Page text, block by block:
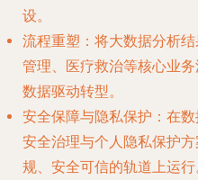
设。
流程重塑 ：将大数据分析
管理、医疗救治等核心业
数据驱动转型。
安全保障与隐私保护 ：在
安全治理与个人隐私保护
规、安全可信的轨道上运行